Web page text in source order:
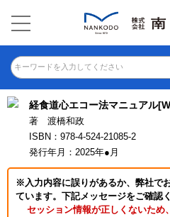
キーワードを入力してください
経食道心エコー法マニュアル
著 渡橋和政
ISBN：978-4-524-21085-2
発行年月：2025年●月
※入力内容に誤りがあるか、弊社で
ています。下記メッセージをご確認
セッション情報が正しくないため